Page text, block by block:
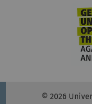
© 2026